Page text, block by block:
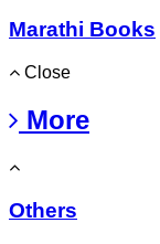
Marathi Books
Close
More
Others